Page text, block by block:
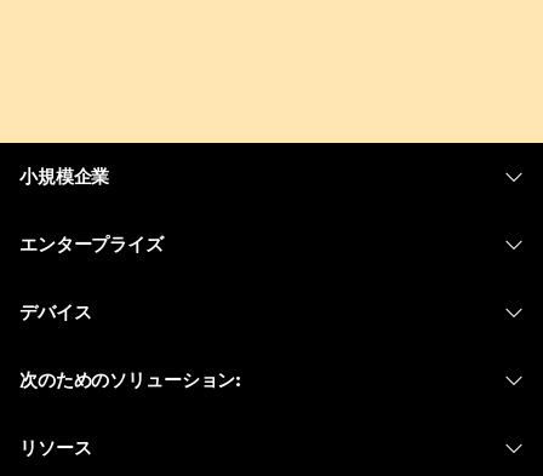
小規模企業
エンタープライズ
Meetings
デバイス
次のためのソリューション:
リソース